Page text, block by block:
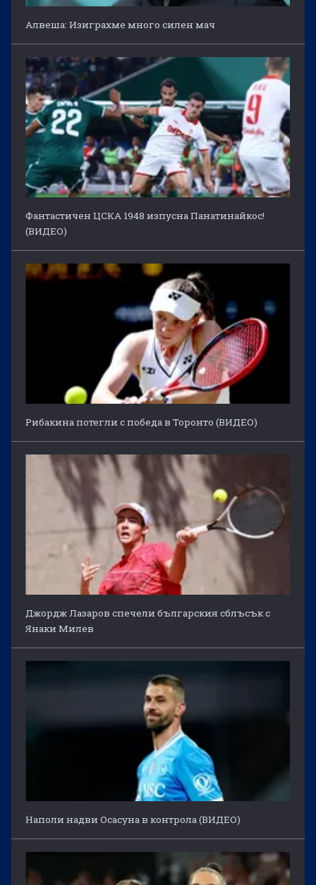
Алвеша: Изиграхме много силен мач
Фантастичен ЦСКА 1948 изпусна Панатинайкос!
(ВИДЕО)
Рибакина потегли с победа в Торонто (ВИДЕО)
Джордж Лазаров спечели българския сблъсък с
Янаки Милев
Наполи надви Осасуна в контрола (ВИДЕО)